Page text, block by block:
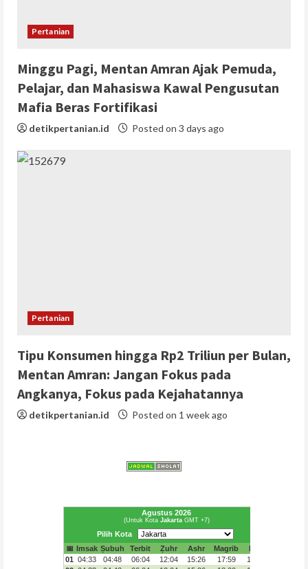
Pertanian
Minggu Pagi, Mentan Amran Ajak Pemuda,
Pelajar, dan Mahasiswa Kawal Pengusutan
Mafia Beras Fortifikasi
detikpertanian.id Posted on 3 days ago
Pertanian
Tipu Konsumen hingga Rp2 Triliun per Bulan,
Mentan Amran: Jangan Fokus pada
Angkanya, Fokus pada Kejahatannya
detikpertanian.id Posted on 1 week ago